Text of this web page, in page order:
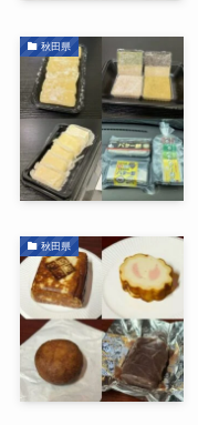
秋田県
秋田県